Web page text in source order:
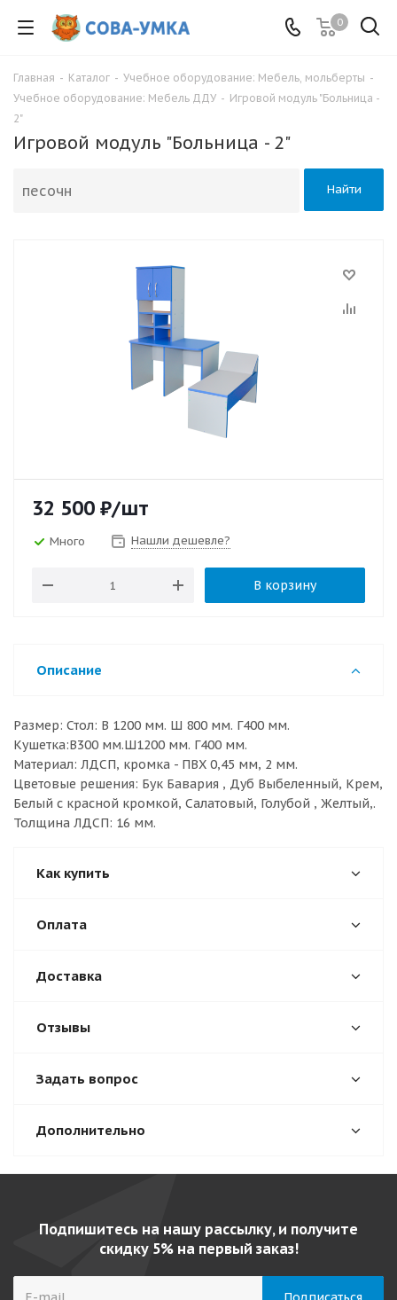
0
Главная - Каталог - Учебное оборудование: Мебель, мольберты -
Учебное оборудование: Мебель ДДУ - Игровой модуль "Больница -
2"
Игровой модуль "Больница - 2"
Найти
32 500 ₽/шт
Много Нашли дешевле?
В корзину
Описание
Размер: Стол: В 1200 мм. Ш 800 мм. Г400 мм.
Кушетка:В300 мм.Ш1200 мм. Г400 мм.
Материал: ЛДСП, кромка - ПВХ 0,45 мм, 2 мм.
Цветовые решения: Бук Бавария , Дуб Выбеленный, Крем,
Белый с красной кромкой, Салатовый, Голубой , Желтый,.
Толщина ЛДСП: 16 мм.
Как купить
Оплата
Доставка
Отзывы
Задать вопрос
Дополнительно
Подпишитесь на нашу рассылку, и получите
скидку 5% на первый заказ!